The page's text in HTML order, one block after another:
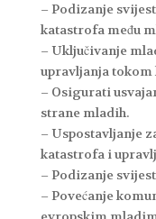
– Podizanje
katastrofa među
– Uključivanje
upravljanja tokom
– Osigurati
strane mladih.
– Uspostavljanje
katastrofa i
– Podizanje
– Povećanje